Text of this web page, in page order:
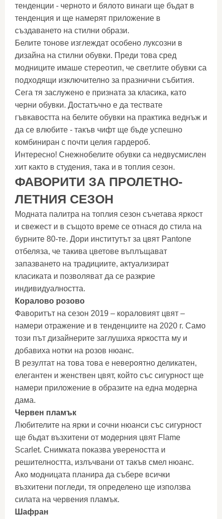
тенденции - черното и бялото винаги ще бъдат в
тенденция и ще намерят приложение в
създаването на стилни образи.
Белите тонове изглеждат особено луксозни в
дизайна на стилни обувки. Преди това сред
модниците имаше стереотип, че светлите обувки са
подходящи изключително за празнични събития.
Сега тя заслужено е призната за класика, като
черни обувки. Достатъчно е да тествате
гъвкавостта на белите обувки на практика веднъж и
да се влюбите - такъв чифт ще бъде успешно
комбиниран с почти целия гардероб.
Интересно! Снежнобелите обувки са недвусмислен
хит както в студения, така и в топлия сезон.
ФАВОРИТИ ЗА ПРОЛЕТНО-
ЛЕТНИЯ СЕЗОН
Модната палитра на топлия сезон съчетава яркост
и свежест и в същото време се отнася до стила на
бурните 80-те. Дори институтът за цвят Pantone
отбеляза, че такива цветове въплъщават
запазването на традициите, актуализират
класиката и позволяват да се разкрие
индивидуалността.
Коралово розово
Фаворитът на сезон 2019 – кораловият цвят –
намери отражение и в тенденциите на 2020 г. Само
този път дизайнерите заглушиха яркостта му и
добавиха нотки на розов нюанс.
В резултат на това това е невероятно деликатен,
елегантен и женствен цвят, който със сигурност ще
намери приложение в образите на една модерна
дама.
Червен пламък
Любителите на ярки и сочни нюанси със сигурност
ще бъдат възхитени от модерния цвят Flame
Scarlet. Снимката показва увереността и
решителността, излъчвани от такъв смел нюанс.
Ако модницата планира да събере всички
възхитени погледи, тя определено ще използва
силата на червения пламък.
Шафран